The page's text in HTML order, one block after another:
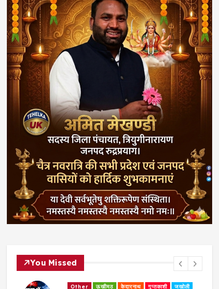
You Missed
Other ऊखीमठ केदारनाथ गुप्तकाशी
जखोली